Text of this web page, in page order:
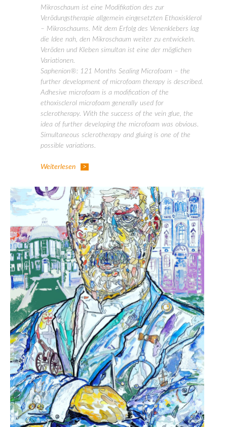
Mikroschaum ist eine Modifikation des zur
Verödungstherapie allgemein eingesetzten Ethoxisklerol
– Mikroschaums. Mit dem Erfolg des Venenklebers lag
die Idee nah, den Mikroschaum weiter zu entwickeln.
Veröden und Kleben simultan ist eine der möglichen
Variationen.
Saphenion®: 121 Months Sealing Microfoam – the
further development of microfoam therapy is described.
Adhesive microfoam is a modification of the
ethoxisclerol microfoam generally used for
sclerotherapy. With the success of the vein glue, the
idea of further developing the microfoam was obvious.
Simultaneous sclerotherapy and gluing is one of the
possible variations.
Weiterlesen